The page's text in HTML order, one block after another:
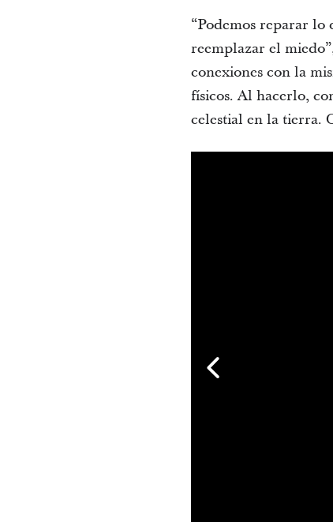
“Podemos reparar
reemplazar el
conexiones con la
físicos. Al hacerlo,
celestial en la tierra.